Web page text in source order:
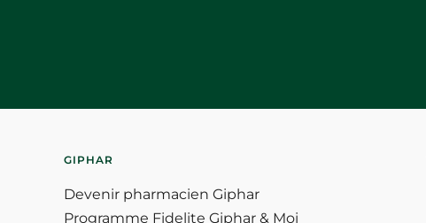
GIPHAR
Devenir pharmacien Giphar
Programme Fidelite Giphar & Moi